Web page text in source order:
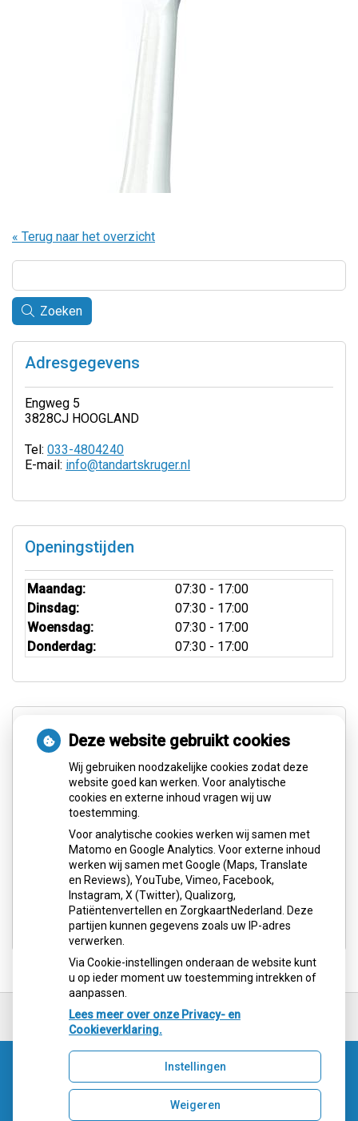
« Terug naar het overzicht
Zoeken
Adresgegevens
Engweg 5
3828CJ HOOGLAND
Tel: 033-4804240
E-mail: info@tandartskruger.nl
Openingstijden
Maandag:
07:30 - 17:00
Dinsdag:
07:30 - 17:00
Woensdag:
07:30 - 17:00
Donderdag:
07:30 - 17:00
Aangesloten bij:
de
Uw Zorg Online|Beheer
Deze website gebruikt cookies
Wij gebruiken noodzakelijke cookies zodat deze
website goed kan werken. Voor analytische
cookies en externe inhoud vragen wij uw
toestemming.
Voor analytische cookies werken wij samen met
Matomo en Google Analytics. Voor externe inhoud
werken wij samen met Google (Maps, Translate
en Reviews), YouTube, Vimeo, Facebook,
Instagram, X (Twitter), Qualizorg,
Patiëntenvertellen en ZorgkaartNederland. Deze
partijen kunnen gegevens zoals uw IP-adres
verwerken.
Via Cookie-instellingen onderaan de website kunt
u op ieder moment uw toestemming intrekken of
aanpassen.
Lees meer over onze Privacy- en
Cookieverklaring.
Instellingen
Weigeren